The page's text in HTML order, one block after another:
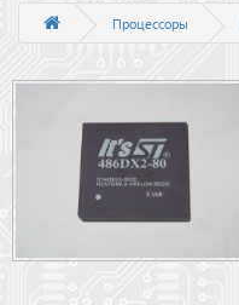
Процессоры